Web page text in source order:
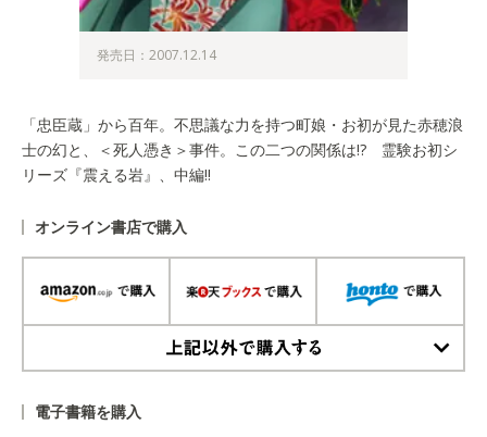
発売日：2007.12.14
「忠臣蔵」から百年。不思議な力を持つ町娘・お初が見た赤穂浪
士の幻と、＜死人憑き＞事件。この二つの関係は!? 霊験お初シ
リーズ『震える岩』、中編!!
オンライン書店で購入
電子書籍を購入